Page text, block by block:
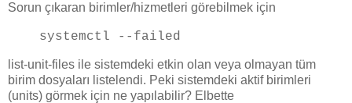
Sorun çıkaran birimler/hizmetleri görebilmek için
systemctl --failed
list-unit-files ile sistemdeki etkin olan veya olmayan tüm
birim dosyaları listelendi. Peki sistemdeki aktif birimleri
(units) görmek için ne yapılabilir? Elbette